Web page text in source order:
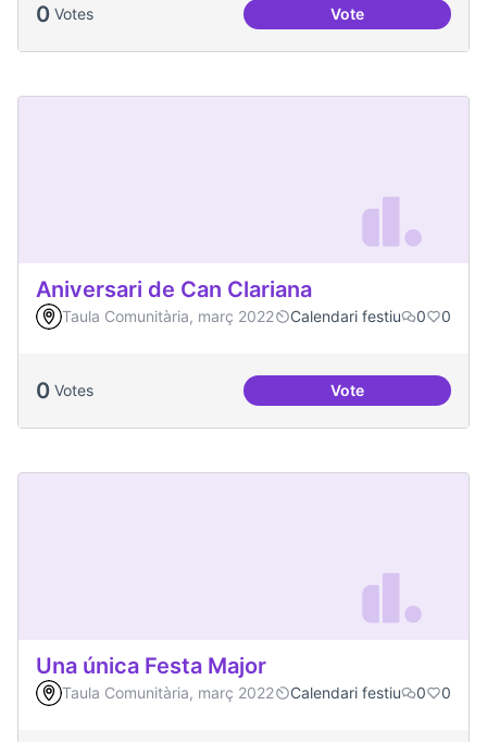
0 Votes VoteHelp with audio
Aniversari de Can Clariana
Taula Comunitària, març 2022 Calendari festiu 0 0
0 Votes VoteAniversari de Can
Una única Festa Major
Taula Comunitària, març 2022 Calendari festiu 0 0